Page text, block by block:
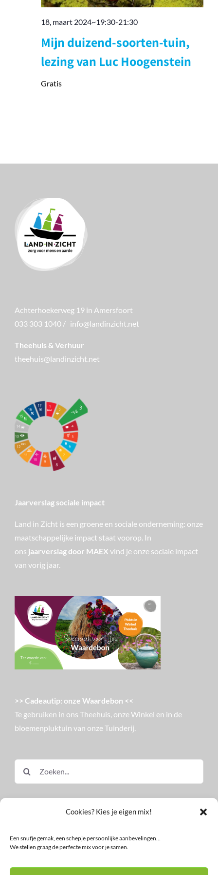
Cookies? Kies je eigen mix!
Een snufje gemak, een schepje persoonlijke aanbevelingen…
We stellen graag de perfecte mix voor je samen.
18, maart 2024~19:30-21:30
Mijn duizend-soorten-tuin,
lezing van Luc Hoogenstein
Gratis
Achterhoekerweg 19 in Amersfoort
033 303 1040 / info@landinzicht.net
Theehuis & Verhuur
theehuis@landinzicht.net
Jaarverslag sociale impact
Land in Zicht is een groene en sociale onderneming: onze
maatschappelijke impact staat voorop. In
ons jaarverslag door MAEX vind je onze sociale impact
van vorig jaar.
>> Cadeautip: onze Waardebon <<
Te gebruiken in ons Theehuis, onze Winkel en in de
bloemenpluktuin van onze Tuinderij.
naar: